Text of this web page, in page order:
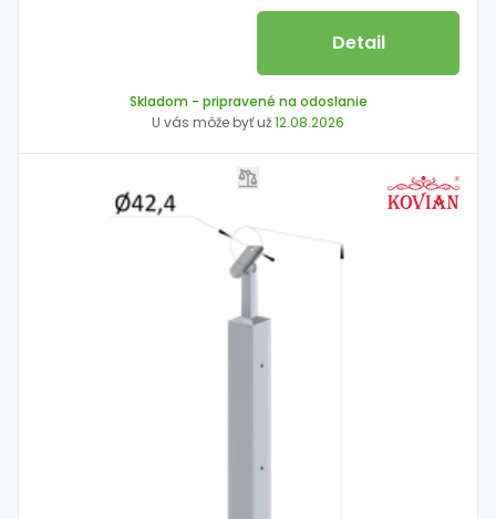
Detail
Skladom - pripravené na odoslanie
U vás môže byť už12.08.2026